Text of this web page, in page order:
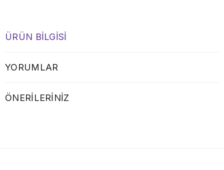
ÜRÜN BILGISI
YORUMLAR
ÖNERILERINIZ